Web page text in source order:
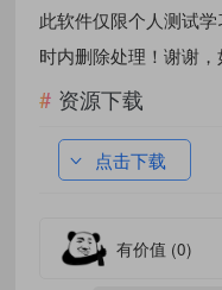
此软件仅限个人测试
时内删除处理！谢谢
资源下载
点击下载
有价值 (0)